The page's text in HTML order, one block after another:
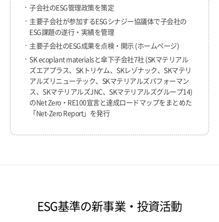
子会社のESG管理政策を策定
主要子会社が参加するESGシナジー協議体で子会社の
ESG課題の遂行・実績を管理
主要子会社のESG成果を点検・開示 (ホームページ)
SK ecoplant materialsと傘下子会社7社 (SKマテリアル
ズエアプラス、SKトリケム、SKレゾナック、SKマテリ
アルズリニューテック、SKマテリアルズパフォーマン
ス、SKマテリアルズJNC、SKマテリアルズグループ14)
のNet Zero・RE100宣言と達成ロードマップをまとめた
「Net-Zero Report」を発行
ESG基準の新事業・投資活動